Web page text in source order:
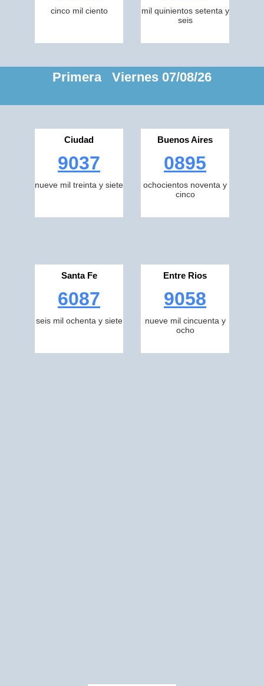
cinco mil ciento
mil quinientos setenta y
seis
Primera Viernes 07/08/26
Ciudad
9037
nueve mil treinta y siete
Buenos Aires
0895
ochocientos noventa y
cinco
Santa Fe
6087
seis mil ochenta y siete
Entre Rios
9058
nueve mil cincuenta y
ocho